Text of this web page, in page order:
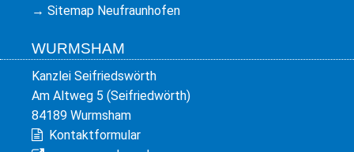
→ Sitemap Neufraunhofen
WURMSHAM
Kanzlei Seifriedswörth
Am Altweg 5 (Seifriedwörth)
84189 Wurmsham
Kontaktformular